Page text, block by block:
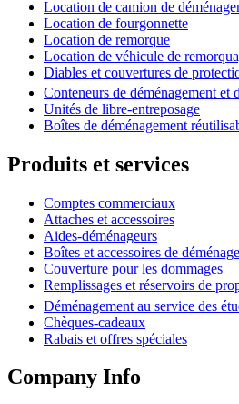
Location de camion de
Location de fourgonnette
Location de remorque
Location de véhicule de
Diables et couvertures de
Conteneurs de déménagement et
Unités de libre-entreposage
Boîtes de déménagement
Produits et services
Comptes commerciaux
Attaches et accessoires
Aides-déménageurs
Boîtes et accessoires de
Couverture pour les dommages
Remplissages et réservoirs de
Déménagement au service des
Chèques-cadeaux
Rabais et offres spéciales
Company Info